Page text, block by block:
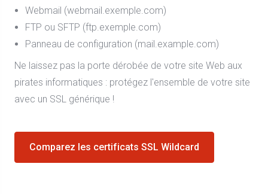
Webmail (webmail.exemple.com)
FTP ou SFTP (ftp.exemple.com)
Panneau de configuration (mail.example.com)
Ne laissez pas la porte dérobée de votre site Web aux
pirates informatiques : protégez l'ensemble de votre site
avec un SSL générique !
Comparez les certificats SSL Wildcard